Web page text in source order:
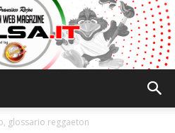
glossario reggaeton